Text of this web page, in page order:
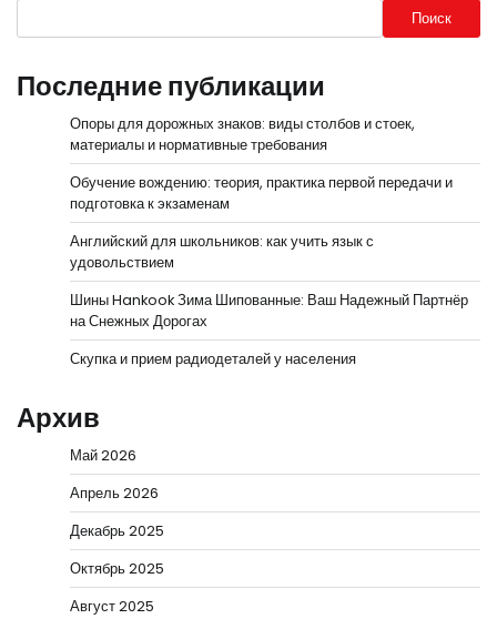
Поиск
Последние публикации
Опоры для дорожных знаков: виды столбов и стоек,
материалы и нормативные требования
Обучение вождению: теория, практика первой передачи и
подготовка к экзаменам
Английский для школьников: как учить язык с
удовольствием
Шины Hankook Зима Шипованные: Ваш Надежный Партнёр
на Снежных Дорогах
Скупка и прием радиодеталей у населения
Архив
Май 2026
Апрель 2026
Декабрь 2025
Октябрь 2025
Август 2025